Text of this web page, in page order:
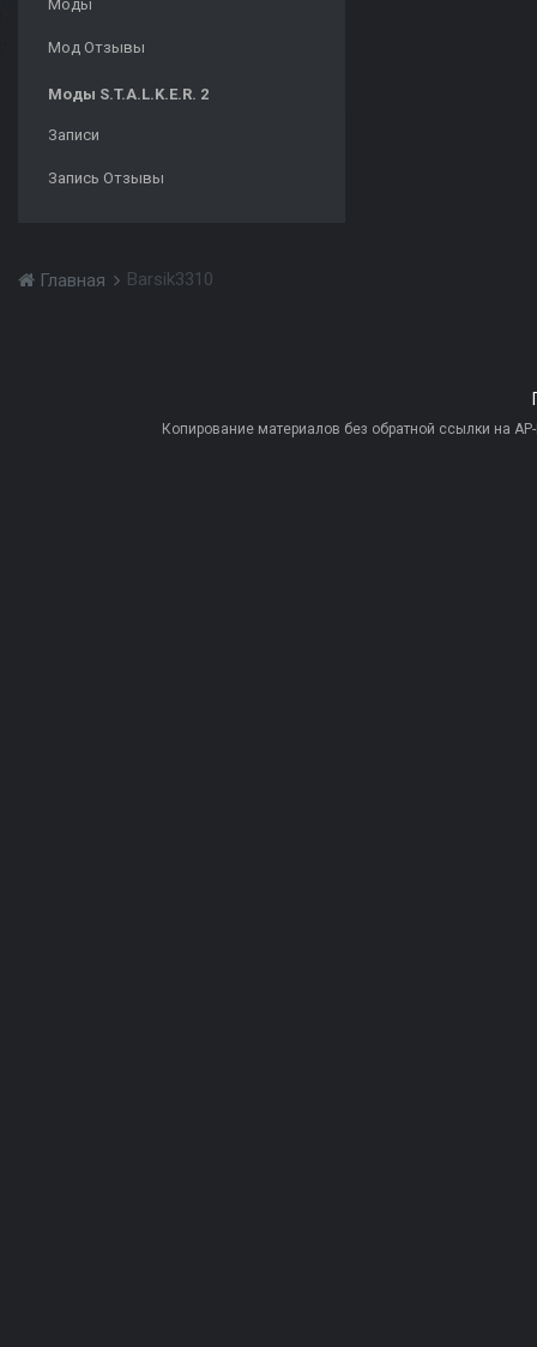
Моды
Мод Отзывы
Моды S.T.A.L.K.E.R. 2
Записи
Запись Отзывы
Главная Barsik3310
Копирование материалов без обратной ссылки на